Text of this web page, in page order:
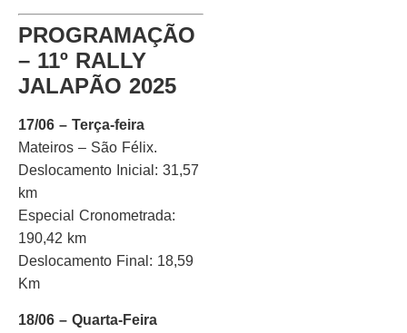
PROGRAMAÇÃO
– 11º RALLY
JALAPÃO 2025
17/06 – Terça-feira
Mateiros – São Félix.
Deslocamento Inicial: 31,57
km
Especial Cronometrada:
190,42 km
Deslocamento Final: 18,59
Km
18/06 – Quarta-Feira